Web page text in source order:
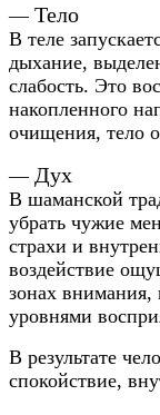
— Тело
В теле
дыхание,
слабость. Это
накопленного
очищения, тело
— Дух
В шаманской
убрать чужие
страхи и
воздействие
зонах внимания,
уровнями
В результате
спокойствие,